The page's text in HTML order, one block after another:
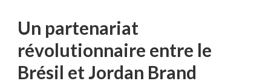
Un partenariat
révolutionnaire entre le
Brésil et Jordan Brand